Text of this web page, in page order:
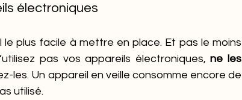
électroniques
le plus facile à mettre en place. Et pas le moins
pas vos appareils électroniques, ne les
les. Un appareil en veille consomme encore de
utilisé.